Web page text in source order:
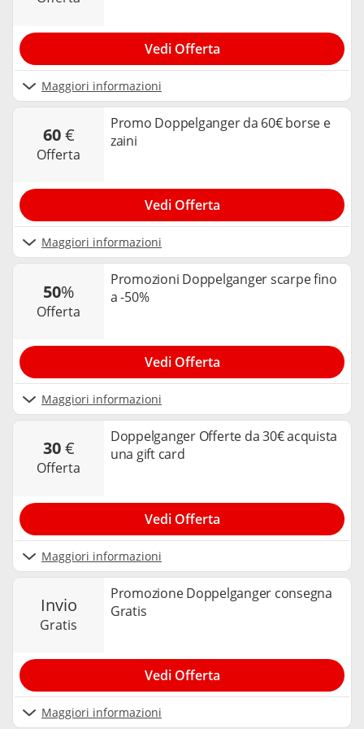
Maggiori informazioni
Vedi Offerta
60€
offerta
Promo Doppelganger da 60€ borse e
zaini
Maggiori informazioni
Vedi Offerta
50%
offerta
Promozioni Doppelganger scarpe fino
a -50%
Maggiori informazioni
Vedi Offerta
30€
offerta
Doppelganger Offerte da 30€ acquista
una gift card
Maggiori informazioni
Vedi Offerta
invio
gratis
Promozione Doppelganger consegna
Gratis
Maggiori informazioni
Vedi Offerta